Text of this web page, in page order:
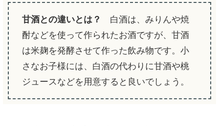
甘酒との違いとは？
白酒は、みりんや焼
酎などを使って作られたお酒ですが、甘酒
は米麹を発酵させて作った飲み物です。小
さなお子様には、白酒の代わりに甘酒や桃
ジュースなどを用意すると良いでしょう。